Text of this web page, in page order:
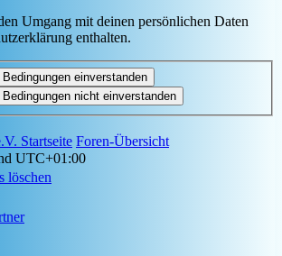
Umgang mit deinen persönlichen Daten
enthalten.
Startseite Foren-Übersicht
UTC+01:00
löschen